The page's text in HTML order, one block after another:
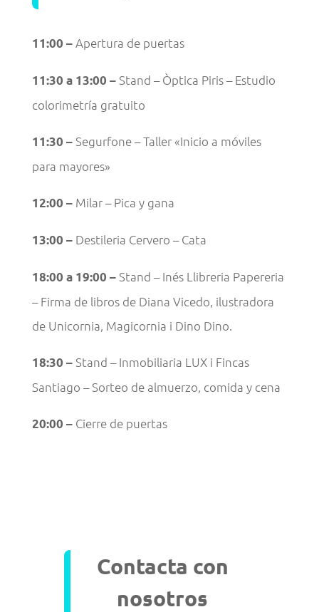
11:00 –Apertura de puertas
11:30 a 13:00 –Stand – Òptica Piris – Estudio
colorimetría gratuito
11:30 –Segurfone – Taller «Inicio a móviles
para mayores»
12:00 –Milar – Pica y gana
13:00 –Destileria Cervero – Cata
18:00 a 19:00 –Stand – Inés Llibreria Papereria
– Firma de libros de Diana Vicedo, ilustradora
de Unicornia, Magicornia i Dino Dino.
18:30 –Stand – Inmobiliaria LUX i Fincas
Santiago – Sorteo de almuerzo, comida y cena
20:00 – Cierre de puertas
Contacta con
nosotros